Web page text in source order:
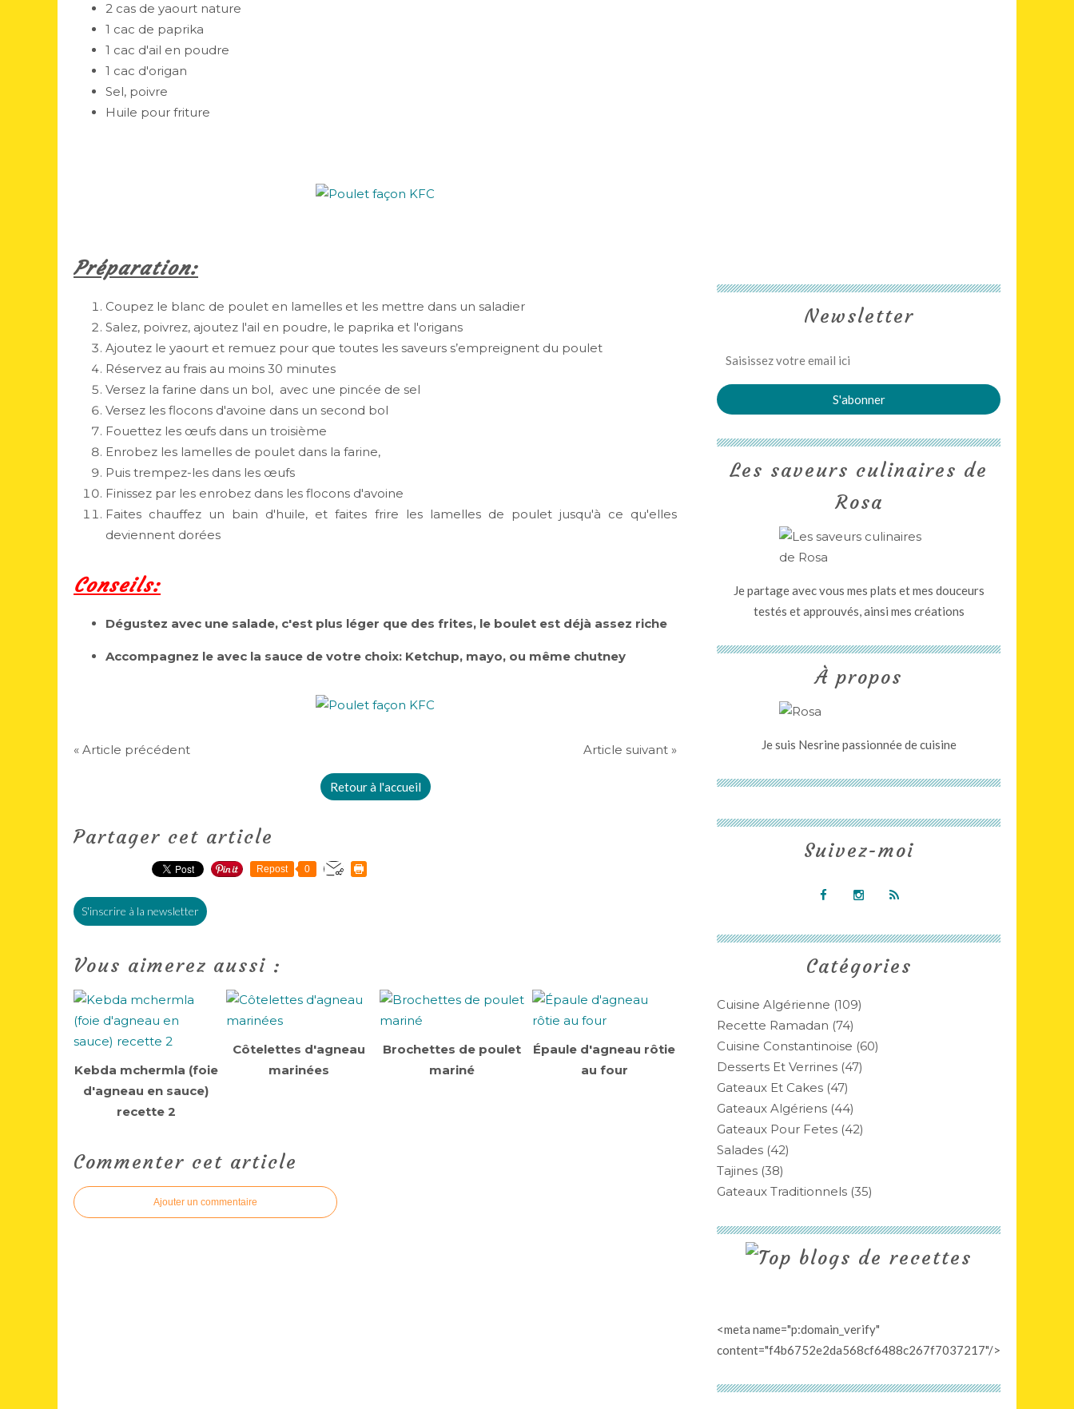
2 cas de yaourt nature
1 cac de paprika
1 cac d'ail en poudre
1 cac d'origan
Sel, poivre
Huile pour friture
Préparation:
Coupez le blanc de poulet en lamelles et les mettre dans un saladier
Salez, poivrez, ajoutez l'ail en poudre, le paprika et l'origans
Ajoutez le yaourt et remuez pour que toutes les saveurs s’empreignent du poulet
Réservez au frais au moins 30 minutes
Versez la farine dans un bol, avec une pincée de sel
Versez les flocons d'avoine dans un second bol
Fouettez les œufs dans un troisième
Enrobez les lamelles de poulet dans la farine,
Puis trempez-les dans les œufs
Finissez par les enrobez dans les flocons d'avoine
Faites chauffez un bain d'huile, et faites frire les lamelles de poulet jusqu'à ce qu'elles
deviennent dorées
Conseils:
Dégustez avec une salade, c'est plus léger que des frites, le boulet est déjà assez riche
Accompagnez le avec la sauce de votre choix: Ketchup, mayo, ou même chutney
« Article précédent Article suivant »
Retour à l'accueil
Partager cet article
Repost 0
S'inscrire à la newsletter
Vous aimerez aussi :
Kebda mchermla (foie
d'agneau en sauce)
recette 2
Côtelettes d'agneau
marinées
Brochettes de poulet
mariné
Épaule d'agneau rôtie
au four
Commenter cet article
Ajouter un commentaire
Newsletter
Catégories
Cuisine Algérienne (109)
Recette Ramadan (74)
Cuisine Constantinoise (60)
Desserts Et Verrines (47)
Gateaux Et Cakes (47)
Gateaux Algériens (44)
Gateaux Pour Fetes (42)
Salades (42)
Tajines (38)
Gateaux Traditionnels (35)
Les saveurs culinaires de
Rosa
Je partage avec vous mes plats et mes douceurs
testés et approuvés, ainsi mes créations
Suivez-moi
À propos
Je suis Nesrine passionnée de cuisine
<meta name="p:domain_verify"
content="f4b6752e2da568cf6488c267f7037217"/>